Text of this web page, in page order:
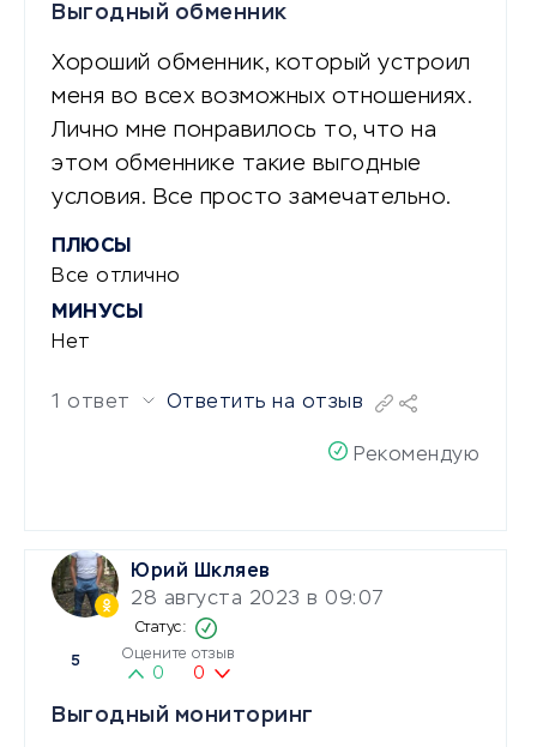
Выгодный обменник
Хороший обменник, который устроил
меня во всех возможных отношениях.
Лично мне понравилось то, что на
этом обменнике такие выгодные
условия. Все просто замечательно.
ПЛЮСЫ
Все отлично
МИНУСЫ
Нет
1 ответ Ответить на отзыв
Рекомендую
Юрий Шкляев
28 августа 2023 в 09:07
5 Оцените отзыв
0 0
Выгодный мониторинг